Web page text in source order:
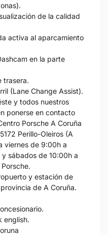
de la calidad
activa al aparcamiento
en la parte
trasera.
(Lane Change Assist).
y todos nuestros
ponerse en contacto
Porsche A Coruña
Perillo-Oleiros (A
viernes de 9:00h a
sábados de 10:00h a
y estación de
de A Coruña.
english.